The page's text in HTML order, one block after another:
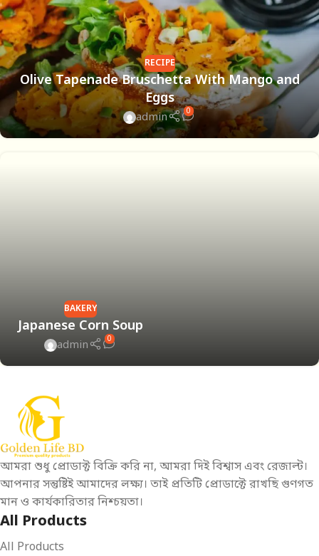
RECIPE
Olive Tapenade Bruschetta With Mango and
Eggs
admin 0
BAKERY
Japanese Corn Soup
admin 0
আমরা শুধু প্রোডাক্ট বিক্রি করি না, আমরা দিই বিশ্বাস এবং রেজাল্ট।
আপনার সন্তুষ্টিই আমাদের লক্ষ্য। তাই প্রতিটি প্রোডাক্টে রাখছি গুণগত
মান ও কার্যকারিতার নিশ্চয়তা।
All Products
All Products